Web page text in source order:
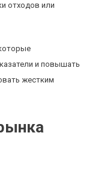
отходов или
и повышать
жестким